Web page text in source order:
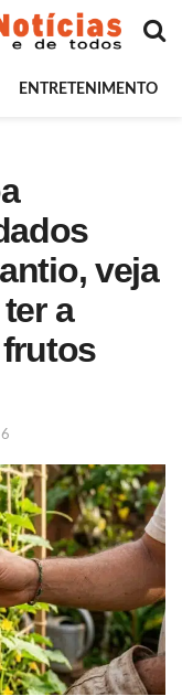
ENTRETENIMENTO
veja
a